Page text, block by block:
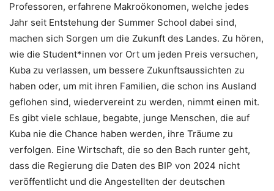
Professoren, erfahrene Makroökonomen, welche jedes
Jahr seit Entstehung der Summer School dabei sind,
machen sich Sorgen um die Zukunft des Landes. Zu hören,
wie die Student*innen vor Ort um jeden Preis versuchen,
Kuba zu verlassen, um bessere Zukunftsaussichten zu
haben oder, um mit ihren Familien, die schon ins Ausland
geflohen sind, wiedervereint zu werden, nimmt einen mit.
Es gibt viele schlaue, begabte, junge Menschen, die auf
Kuba nie die Chance haben werden, ihre Träume zu
verfolgen. Eine Wirtschaft, die so den Bach runter geht,
dass die Regierung die Daten des BIP von 2024 nicht
veröffentlicht und die Angestellten der deutschen